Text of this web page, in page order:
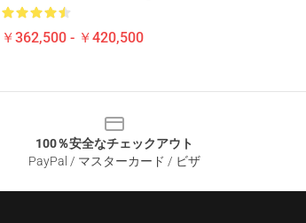
￥362,500 - ￥420,500
100％安全なチェックアウト
PayPal / マスターカード / ビザ